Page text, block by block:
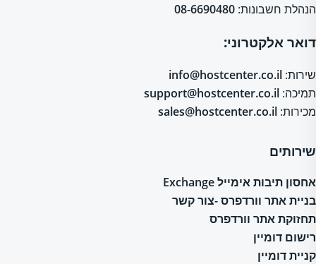
הנהלת חשבונות: 08-6690480
דואר אלקטרוני:
שירות: info@hostcenter.co.il
תמיכה: support@hostcenter.co.il
מכירות: sales@hostcenter.co.il
שירותים
אחסון תיבות אימייל Exchange
בניית אתר וורדפרס -צור קשר
תחזוקת אתר וורדפרס
רישום דומיין
קניית דומיין